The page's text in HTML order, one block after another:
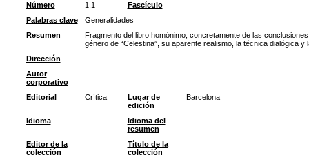
Número
1.1
Fascículo
Palabras clave
Generalidades
Resumen
Fragmento del libro homónimo, concretamente de las
género de “Celestina”, su aparente realismo, la técnica dialógica
Dirección
Autor
corporativo
Editorial
Crítica
Lugar de
edición
Barcelona
Idioma
Idioma del
resumen
Editor de la
colección
Título de la
colección